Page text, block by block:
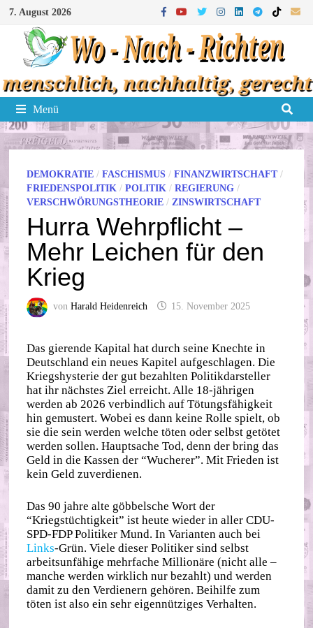
Zum
Inhalt
springen
7. August 2026
Menü
DEMOKRATIE /FASCHISMUS /FINANZWIRTSCHAFT/
FRIEDENSPOLITIK /POLITIK /REGIERUNG /
VERSCHWÖRUNGSTHEORIE /ZINSWIRTSCHAFT
Hurra Wehrpflicht –
Mehr Leichen für den
Krieg
vonHarald Heidenreich 15. November 2025
Das gierende Kapital hat durch seine Knechte in
Deutschland ein neues Kapitel aufgeschlagen. Die
Kriegshysterie der gut bezahlten Politikdarsteller
hat ihr nächstes Ziel erreicht. Alle 18-jährigen
werden ab 2026 verbindlich auf Tötungsfähigkeit
hin gemustert. Wobei es dann keine Rolle spielt, ob
sie die sein werden welche töten oder selbst getötet
werden sollen. Hauptsache Tod, denn der bring das
Geld in die Kassen der “Wucherer”. Mit Frieden ist
kein Geld zuverdienen.
Das 90 jahre alte göbbelsche Wort der
“Kriegstüchtigkeit” ist heute wieder in aller CDU-
SPD-FDP Politiker Mund. In Varianten auch bei
Links-Grün. Viele dieser Politiker sind selbst
arbeitsunfähige mehrfache Millionäre (nicht alle –
manche werden wirklich nur bezahlt) und werden
damit zu den Verdienern gehören. Beihilfe zum
töten ist also ein sehr eigennütziges Verhalten.